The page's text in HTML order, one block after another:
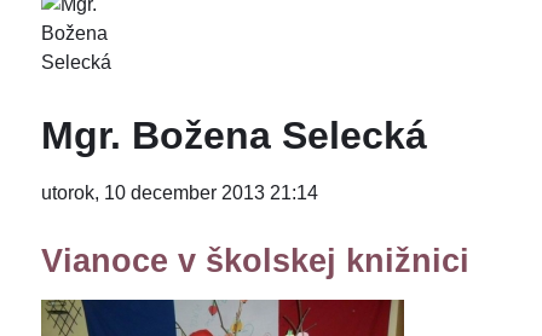
Mgr. Božena Selecká
utorok, 10 december 2013 21:14
Vianoce v školskej knižnici